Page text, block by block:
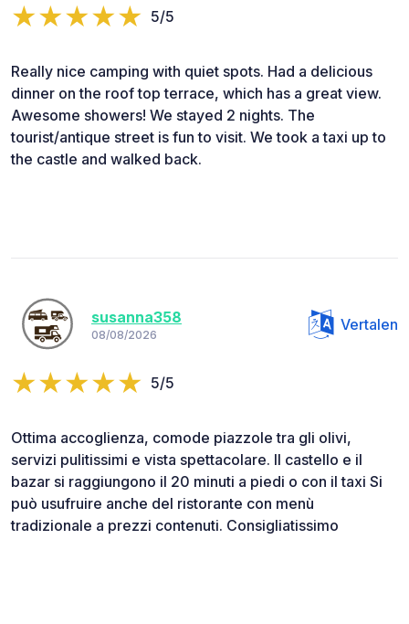
5/5
Really nice camping with quiet spots. Had a delicious
dinner on the roof top terrace, which has a great view.
Awesome showers! We stayed 2 nights. The
tourist/antique street is fun to visit. We took a taxi up to
the castle and walked back.
susanna358
08/08/2026
Vertalen
5/5
Ottima accoglienza, comode piazzole tra gli olivi,
servizi pulitissimi e vista spettacolare. Il castello e il
bazar si raggiungono il 20 minuti a piedi o con il taxi Si
può usufruire anche del ristorante con menù
tradizionale a prezzi contenuti. Consigliatissimo